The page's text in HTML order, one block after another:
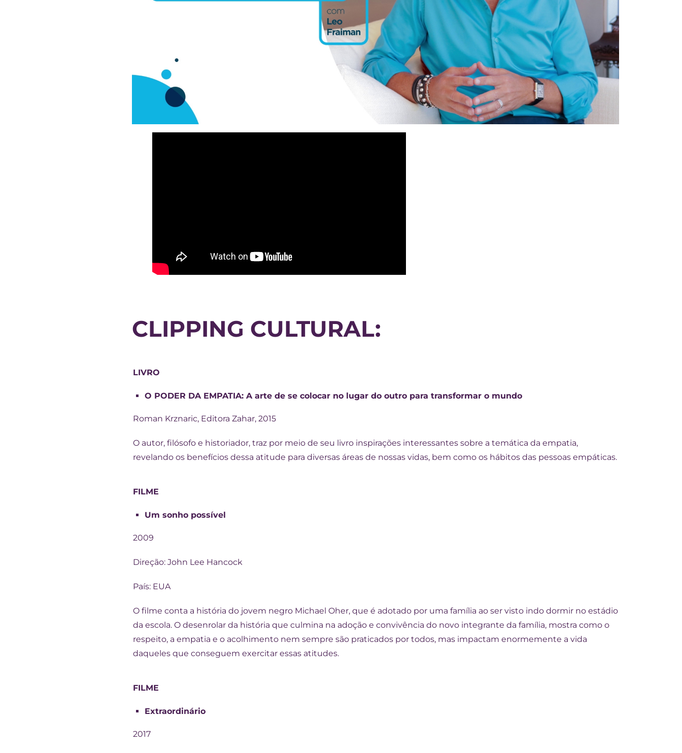
CLIPPING CULTURAL:
LIVRO
O PODER DA EMPATIA: A arte de se colocar no lugar do outro para transformar o mundo
Roman Krznaric, Editora Zahar, 2015
O autor, filósofo e historiador, traz por meio de seu livro inspirações interessantes sobre a temática da empatia,
revelando os benefícios dessa atitude para diversas áreas de nossas vidas, bem como os hábitos das pessoas empáticas.
FILME
Um sonho possível
2009
Direção: John Lee Hancock
País: EUA
O filme conta a história do jovem negro Michael Oher, que é adotado por uma família ao ser visto indo dormir no estádio
da escola. O desenrolar da história que culmina na adoção e convivência do novo integrante da família, mostra como o
respeito, a empatia e o acolhimento nem sempre são praticados por todos, mas impactam enormemente a vida
daqueles que conseguem exercitar essas atitudes.
FILME
Extraordinário
2017